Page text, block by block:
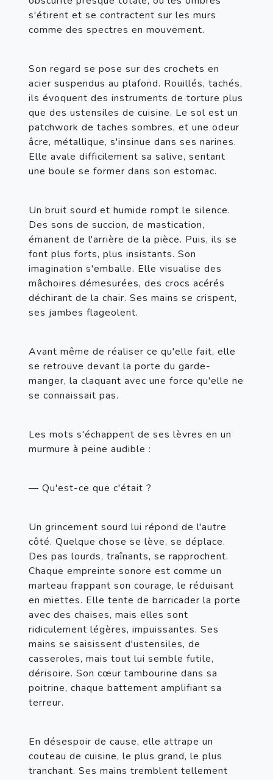
s'étirent et se contractent sur les murs
comme des spectres en mouvement.
Son regard se pose sur des crochets en
acier suspendus au plafond. Rouillés, tachés,
ils évoquent des instruments de torture plus
que des ustensiles de cuisine. Le sol est un
patchwork de taches sombres, et une odeur
âcre, métallique, s'insinue dans ses narines.
Elle avale difficilement sa salive, sentant
une boule se former dans son estomac.
Un bruit sourd et humide rompt le silence.
Des sons de succion, de mastication,
émanent de l'arrière de la pièce. Puis, ils se
font plus forts, plus insistants. Son
imagination s'emballe. Elle visualise des
mâchoires démesurées, des crocs acérés
déchirant de la chair. Ses mains se crispent,
ses jambes flageolent.
Avant même de réaliser ce qu'elle fait, elle
se retrouve devant la porte du garde-
manger, la claquant avec une force qu'elle ne
se connaissait pas.
Les mots s'échappent de ses lèvres en un
murmure à peine audible :
— Qu'est-ce que c'était ?
Un grincement sourd lui répond de l'autre
côté. Quelque chose se lève, se déplace.
Des pas lourds, traînants, se rapprochent.
Chaque empreinte sonore est comme un
marteau frappant son courage, le réduisant
en miettes. Elle tente de barricader la porte
avec des chaises, mais elles sont
ridiculement légères, impuissantes. Ses
mains se saisissent d'ustensiles, de
casseroles, mais tout lui semble futile,
dérisoire. Son cœur tambourine dans sa
poitrine, chaque battement amplifiant sa
terreur.
En désespoir de cause, elle attrape un
couteau de cuisine, le plus grand, le plus
tranchant. Ses mains tremblent tellement